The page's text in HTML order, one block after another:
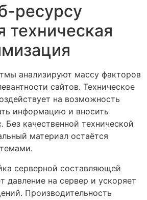
ресурсу
техническая
анализируют массу факторов
сайтов. Техническое
на возможность
информацию и вносить
Без качественной технической
материал остаётся
серверной составляющей
давление на сервер и ускоряет
Производительность